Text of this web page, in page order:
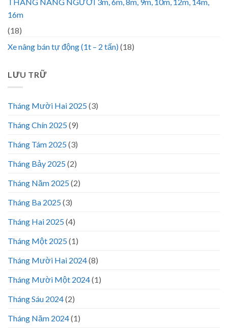
16m
(18)
Xe nâng bán tự động (1t – 2 tấn)(18)
LƯU TRỮ
Tháng Mười Hai 2025(3)
Tháng Chín 2025(9)
Tháng Tám 2025(3)
Tháng Bảy 2025(2)
Tháng Năm 2025(2)
Tháng Ba 2025(3)
Tháng Hai 2025(4)
Tháng Một 2025(1)
Tháng Mười Hai 2024(8)
Tháng Mười Một 2024(1)
Tháng Sáu 2024(2)
Tháng Năm 2024(1)